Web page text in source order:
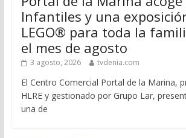
Infantiles y una
LEGO® para toda la
el mes de agosto
3 agosto, 2026 tvdenia.com
El Centro Comercial Portal de la Marina,
HLRE y gestionado por Grupo Lar,
una de